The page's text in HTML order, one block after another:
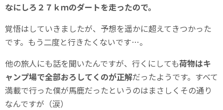
なにしろ２７ｋｍのダートを走ったので。
覚悟はしていきましたが、予想を遥かに超えてきつかった
です。もう二度と行きたくないです…。
他の旅人にも話を聞いたんですが、行くにしても荷物はキ
ャンプ場で全部おろしてくのが正解だったようです。すべて
満載で行った僕が馬鹿だったというのはまさしくその通り
なんですが（涙）